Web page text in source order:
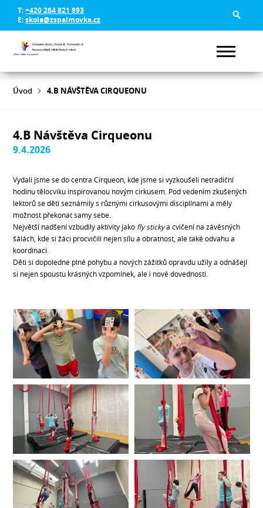
T:+420 284 821 893
E:skola@zspalmovka.cz
Úvod 4.B NÁVŠTĚVA CIRQUEONU
4.B Návštěva Cirqueonu
9.4.2026
Vydali jsme se do centra Cirqueon, kde jsme si vyzkoušeli netradiční
hodinu tělocviku inspirovanou novým cirkusem. Pod vedením zkušených
lektorů se děti seznámily s různými cirkusovými disciplínami a měly
možnost překonat samy sebe.
Největší nadšení vzbudily aktivity jako fly stickya cvičení na závěsných
šálách, kde si žáci procvičili nejen sílu a obratnost, ale také odvahu a
koordinaci.
Děti si dopoledne plné pohybu a nových zážitků opravdu užily a odnášejí
si nejen spoustu krásných vzpomínek, ale i nové dovednosti.